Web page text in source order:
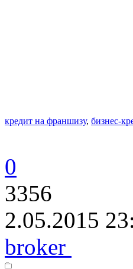
кредит на франшизу, бизнес-
0
3356
2.05.2015
broker